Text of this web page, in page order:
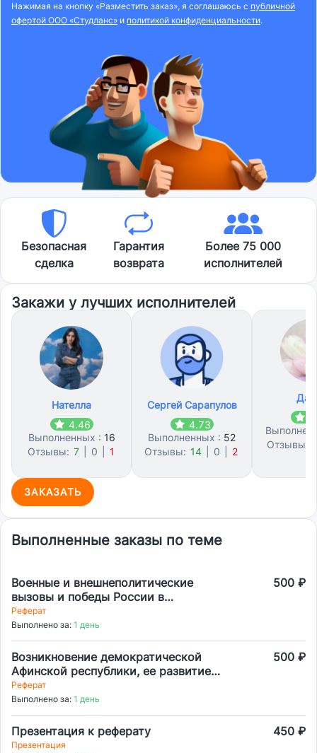
Нажимая на кнопку «Разместить заказ», я соглашаюсь с публичной
офертой ООО «Студланс» и политикой конфиденциальности.
Безопасная
сделка
Гарантия
возврата
Более 75 000
исполнителей
Закажи у лучших исполнителей
Нателла
4.46
Выполненных : 16
Отзывы: 7 0 1
Сергей Сарапулов
4.73
Выполненных : 52
Отзывы: 14 0 2
Отзывы:
ЗАКАЗАТЬ
Выполненные заказы по теме
Военные и внешнеполитические
вызовы и победы России в
историческом контексте и в
настоящем времени.
500 ₽
Реферат
Выполнено за: 1 день
Возникновение демократической
Афинской республики, ее развитие в
VI в. до н.э.
500 ₽
Реферат
Выполнено за: 1 день
Презентация к реферату 450 ₽
Презентация